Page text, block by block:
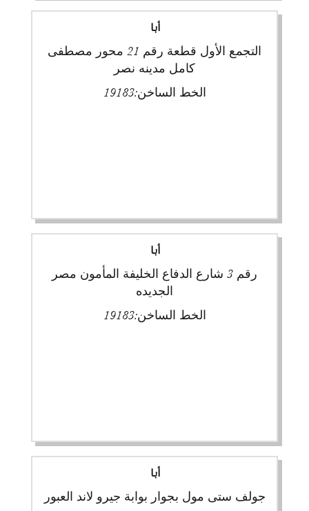
أبا
التجمع الأول قطعة رقم 21 محور مصطفى
كامل مدينه نصر
الخط الساخن:19183
أبا
رقم 3 شارع الدفاع الخليفة المأمون مصر
الجديده
الخط الساخن:19183
أبا
جولف ستى مول بجوار بوابة جيرو لاند العبور